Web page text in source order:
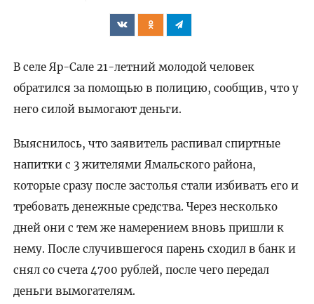
В селе Яр-Сале 21-летний молодой человек
обратился за помощью в полицию, сообщив, что у
него силой вымогают деньги.
Выяснилось, что заявитель распивал спиртные
напитки с 3 жителями Ямальского района,
которые сразу после застолья стали избивать его и
требовать денежные средства. Через несколько
дней они с тем же намерением вновь пришли к
нему. После случившегося парень сходил в банк и
снял со счета 4700 рублей, после чего передал
деньги вымогателям.